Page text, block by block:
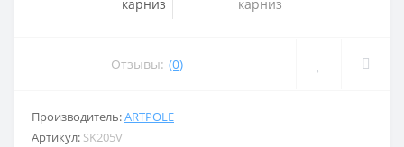
Отзывы: (0)
Производитель:ARTPOLE
Артикул: SK205V